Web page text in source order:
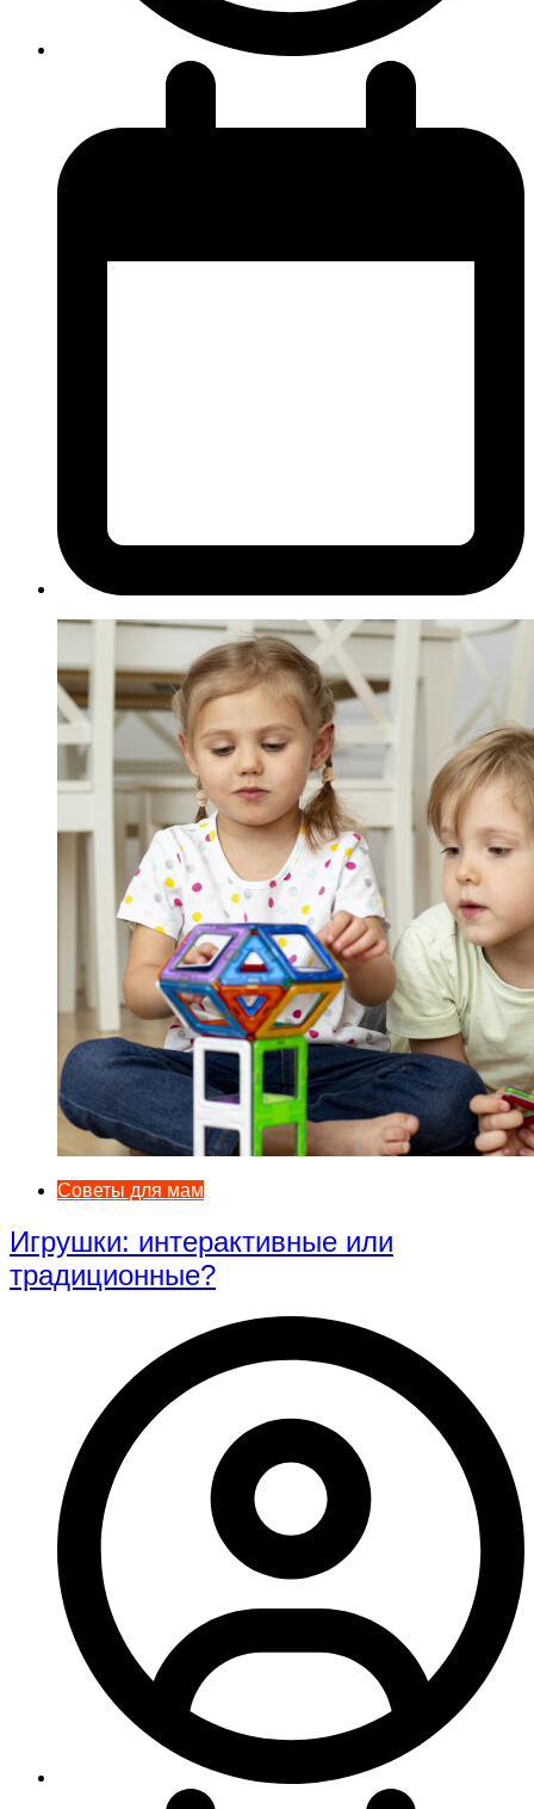
Советы для мам
Игрушки: интерактивные или
традиционные?